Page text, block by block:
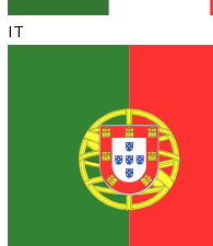
IT